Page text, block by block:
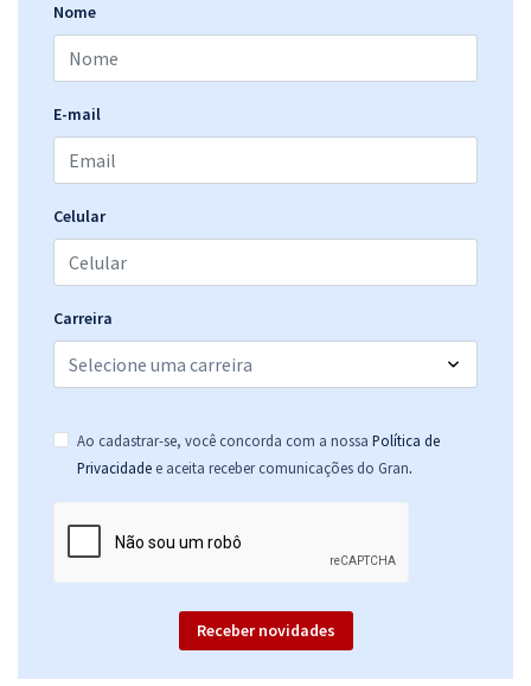
Nome
E-mail
Celular
Carreira
Ao cadastrar-se, você concorda com a nossa Política de
Privacidade e aceita receber comunicações do Gran.
Receber novidades